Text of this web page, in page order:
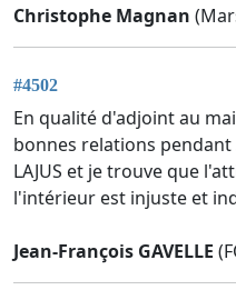
Christophe Magnan
#4502
En qualité d'adjoint au
bonnes relations pendant
LAJUS et je trouve que
l'intérieur est injuste et
Jean-François GAVELLE